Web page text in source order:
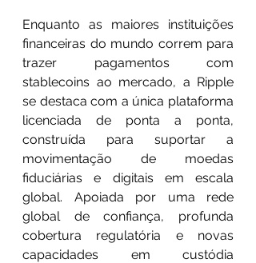
Enquanto as maiores instituições
financeiras do mundo correm para
trazer pagamentos com
stablecoins ao mercado, a Ripple
se destaca com a única plataforma
licenciada de ponta a ponta,
construída para suportar a
movimentação de moedas
fiduciárias e digitais em escala
global. Apoiada por uma rede
global de confiança, profunda
cobertura regulatória e novas
capacidades em custódia